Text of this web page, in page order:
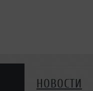
НОВОСТИ